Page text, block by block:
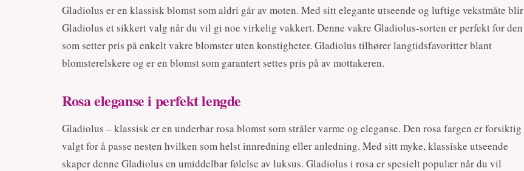
Gladiolus er en klassisk blomst som aldri går av moten. Med sitt elegante utseende og luftige vekstmåte blir
Gladiolus et sikkert valg når du vil gi noe virkelig vakkert. Denne vakre Gladiolus-sorten er perfekt for den
som setter pris på enkelt vakre blomster uten konstigheter. Gladiolus tilhører langtidsfavoritter blant
blomsterelskere og er en blomst som garantert settes pris på av mottakeren.
Rosa eleganse i perfekt lengde
Gladiolus – klassisk er en underbar rosa blomst som stråler varme og eleganse. Den rosa fargen er forsiktig
valgt for å passe nesten hvilken som helst innredning eller anledning. Med sitt myke, klassiske utseende
skaper denne Gladiolus en umiddelbar følelse av luksus. Gladiolus i rosa er spesielt populær når du vil